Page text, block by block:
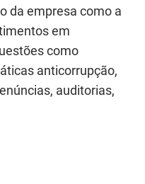
da empresa como a
em
como
anticorrupção,
auditorias,